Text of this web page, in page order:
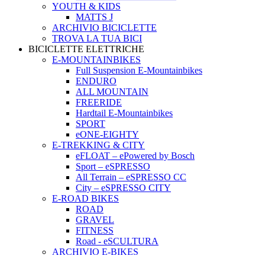
YOUTH & KIDS
MATTS J
ARCHIVIO BICICLETTE
TROVA LA TUA BICI
BICICLETTE ELETTRICHE
E-MOUNTAINBIKES
Full Suspension E-Mountainbikes
ENDURO
ALL MOUNTAIN
FREERIDE
Hardtail E-Mountainbikes
SPORT
eONE-EIGHTY
E-TREKKING & CITY
eFLOAT – ePowered by Bosch
Sport – eSPRESSO
All Terrain – eSPRESSO CC
City – eSPRESSO CITY
E-ROAD BIKES
ROAD
GRAVEL
FITNESS
Road - eSCULTURA
ARCHIVIO E-BIKES